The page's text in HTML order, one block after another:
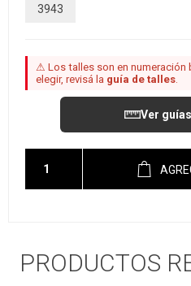
3943
⚠ Los talles son en numeración
elegir, revisá la guía de talles
Ver
PRODUCTOS